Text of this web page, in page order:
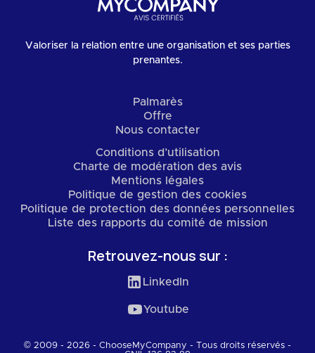
Valoriser la relation entre une organisation et ses parties
prenantes.
Palmarès
Offre
Nous contacter
Conditions d’utilisation
Charte de modération des avis
Mentions légales
Politique de gestion des cookies
Politique de protection des données personnelles
Liste des rapports du comité de mission
Retrouvez-nous sur :
LinkedIn
Youtube
© 2009 - 2026 - ChooseMyCompany - Tous droits réservés -